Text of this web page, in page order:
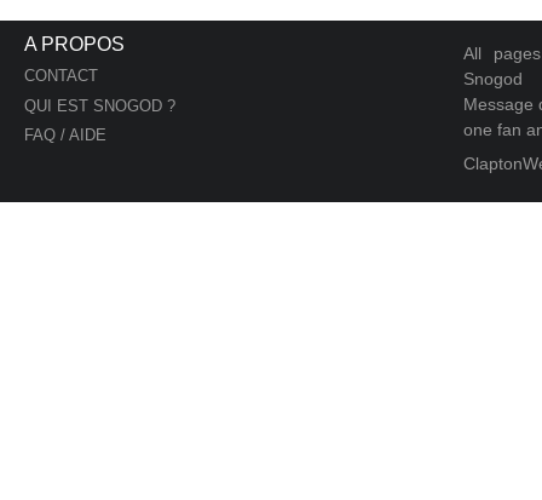
A PROPOS
CONTACT
QUI EST SNOGOD ?
FAQ / AIDE
All
Snogod
Message
one fan